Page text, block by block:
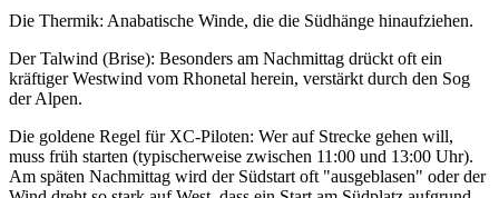
Die Thermik: Anabatische Winde, die die Südhänge hinaufziehen.
Der Talwind (Brise): Besonders am Nachmittag drückt oft ein
kräftiger Westwind vom Rhonetal herein, verstärkt durch den Sog
der Alpen.
Die goldene Regel für XC-Piloten: Wer auf Strecke gehen will,
muss früh starten (typischerweise zwischen 11:00 und 13:00 Uhr).
Am späten Nachmittag wird der Südstart oft "ausgeblasen" oder der